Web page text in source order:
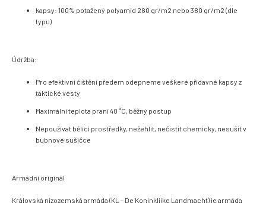
kapsy: 100% potažený polyamid 280 gr/m2 nebo 380 gr/m2 (dle
typu)
Údržba:
Pro efektivní čištění předem odepneme veškeré přídavné kapsy z
taktické vesty
Maximální teplota praní 40 °C, běžný postup
Nepoužívat bělící prostředky, nežehlit, nečistit chemicky, nesušit v
bubnové sušičce
Armádní originál
Královská nizozemská armáda (KL - De Koninklijke Landmacht) je armáda